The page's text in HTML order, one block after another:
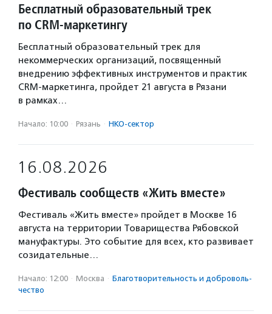
Бесплатный образовательный трек
по CRM-маркетингу
Бесплатный образовательный трек для
некоммерческих организаций, посвященный
внедрению эффективных инструментов и практик
CRM-маркетинга, пройдет 21 августа в Рязани
в рамках…
Начало: 10:00 · Рязань · НКО-сектор
16.08.2026
Фестиваль сообществ «Жить вместе»
Фестиваль «Жить вместе» пройдет в Москве 16
августа на территории Товарищества Рябовской
мануфактуры. Это событие для всех, кто развивает
созидательные…
Начало: 12:00 · Москва · Благотвори­тель­ность и доброволь­
чест­во